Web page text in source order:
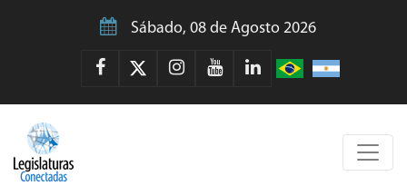
Sábado, 08 de Agosto 2026